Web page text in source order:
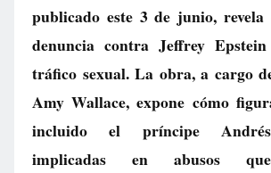
publicado este 3 de junio, revela
denuncia contra Jeffrey
tráfico sexual. La obra, a cargo
Amy Wallace, expone cómo
incluido el príncipe
implicadas en abusos